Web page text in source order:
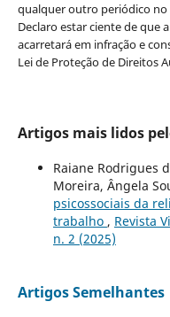
qualquer outro periódico no
Declaro estar ciente de que
acarretará em infração e
Lei de Proteção de Direitos
Artigos mais lidos
Raiane Rodrigues
Moreira, Ângela
psicossociais da
trabalho , Revista
n. 2 (2025)
Artigos Semelhantes